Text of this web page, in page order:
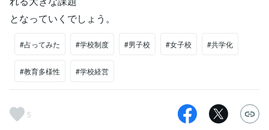
となっていくでしょう。
#占ってみた #学校制度 #男子校 #女子校 #共学化
#教育多様性 #学校経営
5